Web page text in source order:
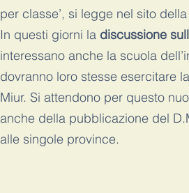
per classe’, si legge nel sito
In questi giorni la discussione
interessano anche la scuola
dovranno loro stesse esercitare
Miur. Si attendono per questo
anche della pubblicazione del
alle singole province.